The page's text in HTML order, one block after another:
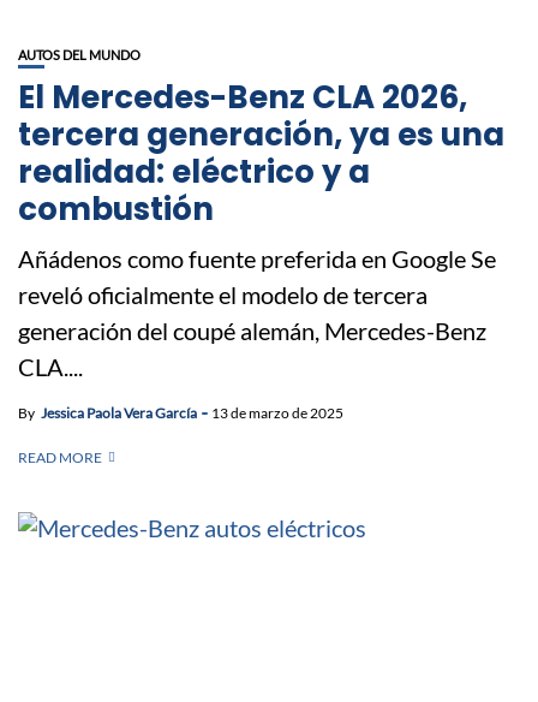
AUTOS DEL MUNDO
El Mercedes-Benz CLA 2026,
tercera generación, ya es una
realidad: eléctrico y a
combustión
Añádenos como fuente preferida en Google Se
reveló oficialmente el modelo de tercera
generación del coupé alemán, Mercedes-Benz
CLA....
By Jessica Paola Vera García 13 de marzo de 2025
READ MORE